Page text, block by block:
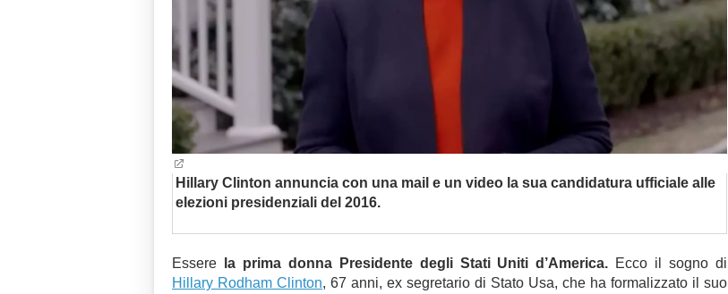
Hillary Clinton annuncia con una mail e un video la sua candidatura ufficiale alle
elezioni presidenziali del 2016.
Essere la prima donna Presidente degli Stati Uniti d’America. Ecco il sogno di
Hillary Rodham Clinton, 67 anni, ex segretario di Stato Usa, che ha formalizzato il suo